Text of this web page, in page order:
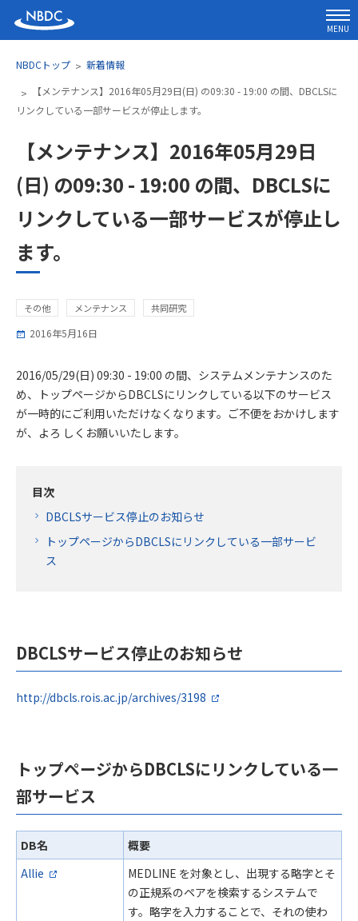
MENU
NBDCトップ
新着情報
【メンテナンス】2016年05月29日(日) の09:30 - 19:00 の間、DBCLSに
リンクしている一部サービスが停止します。
【メンテナンス】2016年05月29日
(日) の09:30 - 19:00 の間、DBCLSに
リンクしている一部サービスが停止し
ます。
その他 メンテナンス 共同研究
2016年5月16日
2016/05/29(日) 09:30 - 19:00 の間、システムメンテナンスのた
め、トップページからDBCLSにリンクしている以下のサービス
が一時的にご利用いただけなくなります。ご不便をおかけします
が、よろ しくお願いいたします。
目次
DBCLSサービス停止のお知らせ
トップページからDBCLSにリンクしている一部サービ
ス
DBCLSサービス停止のお知らせ
http://dbcls.rois.ac.jp/archives/3198
トップページからDBCLSにリンクしている一
部サービス
DB名
概要
Allie
MEDLINE を対象とし、出現する略字とそ
の正規系のペアを検索するシステムで
す。略字を入力することで、それの使わ